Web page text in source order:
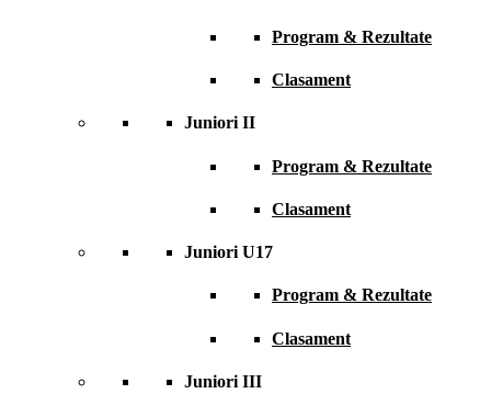
Program & Rezultate
Clasament
Juniori II
Program & Rezultate
Clasament
Juniori U17
Program & Rezultate
Clasament
Juniori III